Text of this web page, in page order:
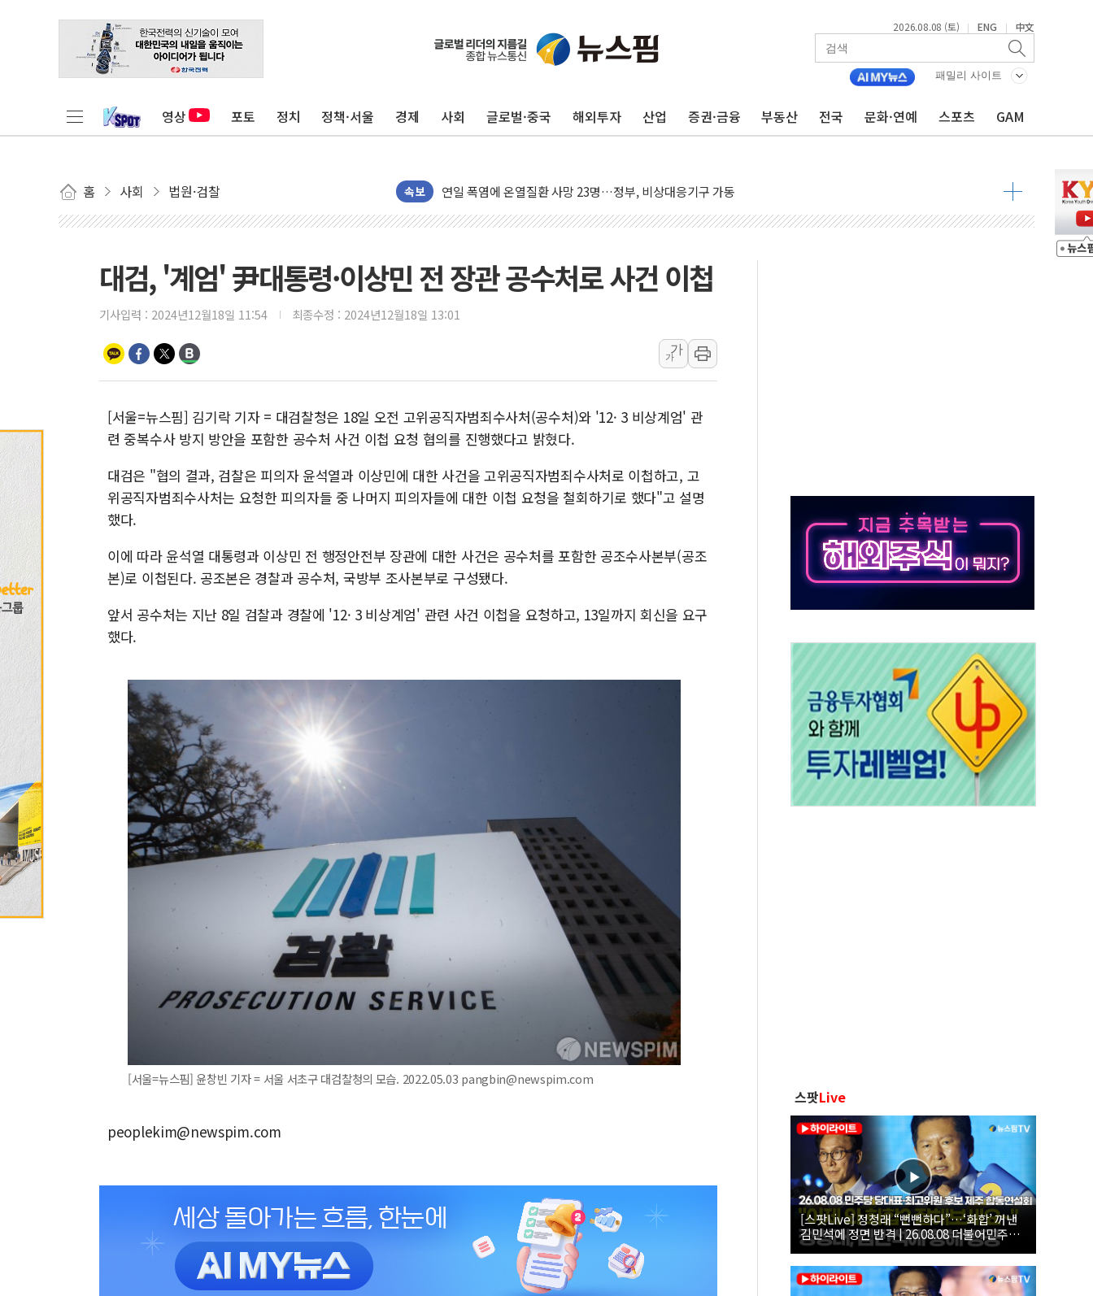
2026.08.08 (토) | ENG | 中文
패밀리 사이트
영상 포토 정치 정책·서울 경제 사회 글로벌·중국 해외투자 산업 증권·금융 부동산 전국 문화·연예 스포츠 GAM
홈 사회 법원·검찰 속보
李대통령, ISA 개편 재검토 지시…與 "적극 환영"·野 "졸속 국정"
연일 폭염에 온열질환 사망 23명…정부, 비상대응기구 가동
中 전방위 아파트 부양, 수도 베이징도 부동산 규제 철폐
동해시, 11~14일 '별똥별 멍' 운영…페르세우스 유성우 관측
강원 중·남부 동해안 시간당 50mm 이상 폭우…호우경보 발효
청양 밭에서 일하던 90대 숨져…온열질환 여부 조사
폭염에 車 운전면허 기능시험 오전 집중 편성…체감온도 38도 넘으면 중단
李대통령, 'ISA·주가누르기 방지법' 전면 재검토 지시
'호우 특보' 경북 울진 시간당 20~30mm 강한 비...가뭄 해소될 듯
주말 무더위·열대야 지속…내륙 곳곳 소나기
오세훈 "용산공원 주택 검토, 민주당 스스로 원칙 뒤집는 것"
10월 보완수사권 폐지·공소청 출범…피해자들 '범죄 사각지대' 우려
한상협, 업계 개인정보 보안 새판 짠다…'자율규제단체' 타진
민주당, 오늘 제주·인천 경선 발표...김민석 '재역전' vs 정청래 '격차 확대'
뉴욕증시, 고용 쇼크에 금리 인상 우려 후퇴…S&P500 최고치
트럼프, 쿡 연준 이사 해임 재추진…"26일까지 의혹 소명" 요구
유럽증시, 美 고용 예상 밖 부진에 연준 금리 인상 가능성 낮아지며 상승… STOXX 600 지수는 나흘 연속 최고치
대검, '계엄' 尹대통령·이상민 전 장관 공수처로 사건 이첩
기사입력 : 2024년12월18일 11:54 최종수정 : 2024년12월18일 13:01
가
가
[서울=뉴스핌] 김기락 기자 = 대검찰청은 18일 오전 고위공직자범죄수사처(공수처)와 '12· 3 비상계엄' 관
련 중복수사 방지 방안을 포함한 공수처 사건 이첩 요청 협의를 진행했다고 밝혔다.
대검은 "협의 결과, 검찰은 피의자 윤석열과 이상민에 대한 사건을 고위공직자범죄수사처로 이첩하고, 고
위공직자범죄수사처는 요청한 피의자들 중 나머지 피의자들에 대한 이첩 요청을 철회하기로 했다"고 설명
했다.
이에 따라 윤석열 대통령과 이상민 전 행정안전부 장관에 대한 사건은 공수처를 포함한 공조수사본부(공조
본)로 이첩된다. 공조본은 경찰과 공수처, 국방부 조사본부로 구성됐다.
앞서 공수처는 지난 8일 검찰과 경찰에 '12· 3 비상계엄' 관련 사건 이첩을 요청하고, 13일까지 회신을 요구
했다.
[서울=뉴스핌] 윤창빈 기자 = 서울 서초구 대검찰청의 모습. 2022.05.03 pangbin@newspim.com
peoplekim@newspim.com
스팟Live
[스팟Live] 정청래 “뻔뻔하다”…‘화합’ 꺼낸
김민석에 정면 반격 | 26.08.08 더불어민주당
당대표·최고위원 후보 제주 합동연설회